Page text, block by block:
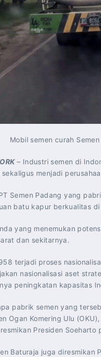
Mobil semen curah
– Industri semen di
menjadi
Semen Padang yang
batu kapur berkualitas
yang menemukan
dan sekitarnya.
terjadi proses
nasionalisasi aset
peningkatan kapasitas
pabrik semen yang
Ogan Komering Ulu
Presiden
Baturaja juga